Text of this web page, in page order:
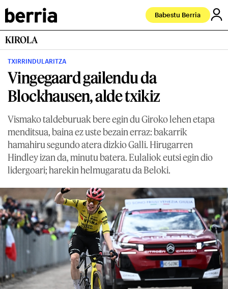
Babestu Berria
KIROLA
TXIRRINDULARITZA
Vingegaard gailendu da
Blockhausen, alde txikiz
Vismako taldeburuak bere egin du Giroko lehen etapa
menditsua, baina ez uste bezain erraz: bakarrik
hamahiru segundo atera dizkio Galli. Hirugarren
Hindley izan da, minutu batera. Eulaliok eutsi egin dio
lidergoari; harekin helmugaratu da Beloki.